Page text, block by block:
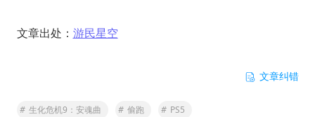
文章出处： 游民星空
文章纠错
# 生化危机9：安魂曲 # 偷跑 # PS5